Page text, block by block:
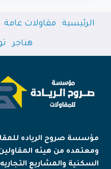
أفضل
وتشطيب
عالية
وأسعار
مناسبة
الرئيسية مقاولات عامة
هناجر
مؤسسة صروح الرياده
ومعتمده من هيئه
السكنية والمشاريع